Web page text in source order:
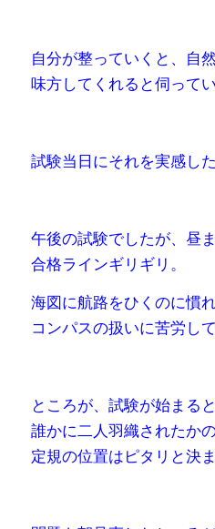
自分が整っていくと、 自
味方してくれると伺って
試験当日にそれを実感した
午後の試験でしたが、昼
合格ラインギリギリ。
海図に航路をひくのに慣
コンパスの扱いに苦労し
ところが、試験が始まると
誰かに二人羽織されたかの
定規の位置はピタリと決ま